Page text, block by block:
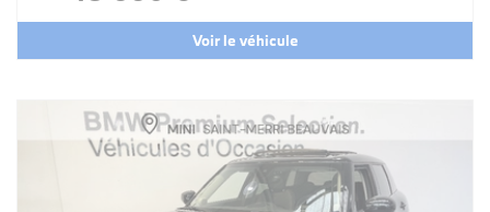
Voir le véhicule